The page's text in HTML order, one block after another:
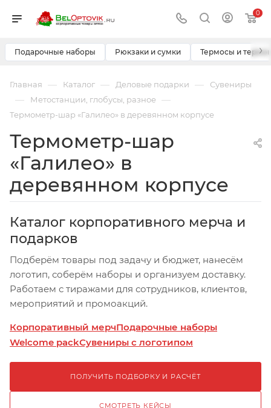
0
Подарочные наборы Рюкзаки и сумки Термосы и ›
Главная — Каталог — Деловые подарки — Сувениры
— Метостанции, глобусы, разное —
Термометр-шар «Галилео» в деревянном корпусе
Термометр-шар
«Галилео» в
деревянном корпусе
Каталог корпоративного мерча и
подарков
Подберём товары под задачу и бюджет, нанесём
логотип, соберём наборы и организуем доставку.
Работаем с тиражами для сотрудников, клиентов,
мероприятий и промоакций.
Корпоративный мерчПодарочные наборы
Welcome packСувениры с логотипом
ПОЛУЧИТЬ ПОДБОРКУ И РАСЧЁТ
СМОТРЕТЬ КЕЙСЫ